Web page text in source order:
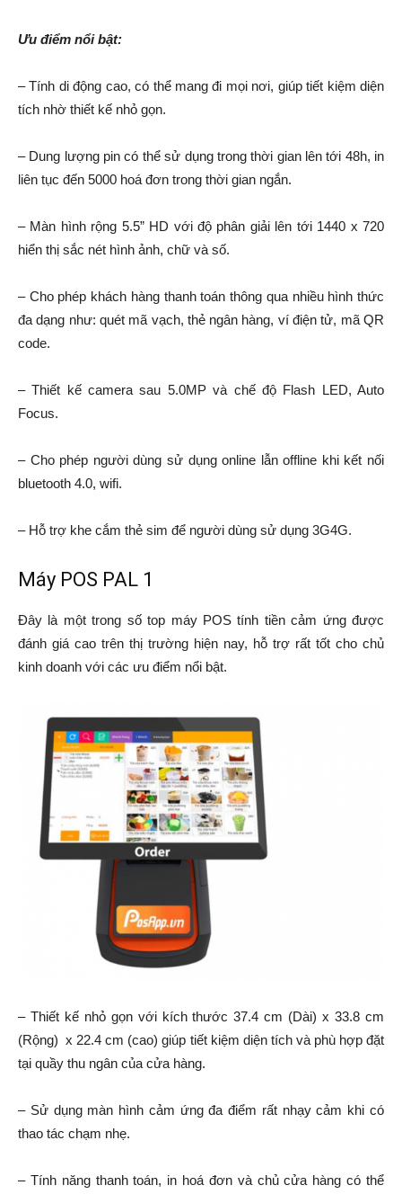
Ưu điểm nổi bật:
– Tính di động cao, có thể mang đi mọi nơi, giúp tiết kiệm diện
tích nhờ thiết kế nhỏ gọn.
– Dung lượng pin có thể sử dụng trong thời gian lên tới 48h, in
liên tục đến 5000 hoá đơn trong thời gian ngắn.
– Màn hình rộng 5.5” HD với độ phân giải lên tới 1440 x 720
hiển thị sắc nét hình ảnh, chữ và số.
– Cho phép khách hàng thanh toán thông qua nhiều hình thức
đa dạng như: quét mã vạch, thẻ ngân hàng, ví điện tử, mã QR
code.
– Thiết kế camera sau 5.0MP và chế độ Flash LED, Auto
Focus.
– Cho phép người dùng sử dụng online lẫn offline khi kết nối
bluetooth 4.0, wifi.
– Hỗ trợ khe cắm thẻ sim để người dùng sử dụng 3G4G.
Máy POS PAL 1
Đây là một trong số top máy POS tính tiền cảm ứng được
đánh giá cao trên thị trường hiện nay, hỗ trợ rất tốt cho chủ
kinh doanh với các ưu điểm nổi bật.
– Thiết kế nhỏ gọn với kích thước 37.4 cm (Dài) x 33.8 cm
(Rộng) x 22.4 cm (cao) giúp tiết kiệm diện tích và phù hợp đặt
tại quầy thu ngân của cửa hàng.
– Sử dụng màn hình cảm ứng đa điểm rất nhạy cảm khi có
thao tác chạm nhẹ.
– Tính năng thanh toán, in hoá đơn và chủ cửa hàng có thể